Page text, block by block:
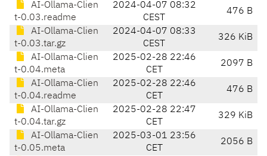
AI-Ollama-Clien
t-0.03.readme
2024-04-07 08:32
CEST
476 B
AI-Ollama-Clien
t-0.03.tar.gz
2024-04-07 08:33
CEST
326 KiB
AI-Ollama-Clien
t-0.04.meta
2025-02-28 22:46
CET
2097 B
AI-Ollama-Clien
t-0.04.readme
2025-02-28 22:46
CET
476 B
AI-Ollama-Clien
t-0.04.tar.gz
2025-02-28 22:47
CET
329 KiB
AI-Ollama-Clien
t-0.05.meta
2025-03-01 23:56
CET
2056 B